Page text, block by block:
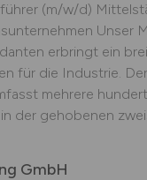
(m/w/d)
Unser
erbringt ein
für die Industrie.
mehrere
der gehobenen
GmbH